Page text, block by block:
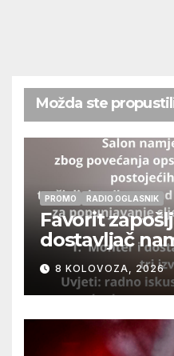
Možda ste
PROMO RADIO OGLASNIK
Favorit
dostavljač
izvršitelja
8 KOLOVOZA, 2026